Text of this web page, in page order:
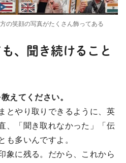
の笑顔の写真がたくさん飾ってある
、聞き続けること
えてください。
とやり取りできるように、英
、「聞き取れなかった」「伝
も多いんですよ。
象に残る。だから、これから